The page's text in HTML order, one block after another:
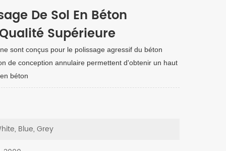
De Sol En Béton
Supérieure
sont conçus pour le polissage agressif du béton
de conception annulaire permettent d'obtenir un haut
béton
Blue, Grey